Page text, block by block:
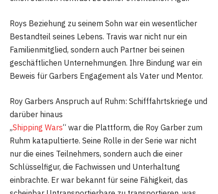
Roys Beziehung zu seinem Sohn war ein wesentlicher
Bestandteil seines Lebens. Travis war nicht nur ein
Familienmitglied, sondern auch Partner bei seinen
geschäftlichen Unternehmungen. Ihre Bindung war ein
Beweis für Garbers Engagement als Vater und Mentor.
Roy Garbers Anspruch auf Ruhm: Schifffahrtskriege und
darüber hinaus
„Shipping Wars“ war die Plattform, die Roy Garber zum
Ruhm katapultierte. Seine Rolle in der Serie war nicht
nur die eines Teilnehmers, sondern auch die einer
Schlüsselfigur, die Fachwissen und Unterhaltung
einbrachte. Er war bekannt für seine Fähigkeit, das